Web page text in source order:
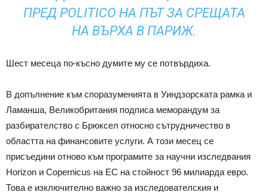
ПРЕД POLITICO НА ПЪТ ЗА СРЕЩАТА
НА ВЪРХА В ПАРИЖ.
Шест месеца по-късно думите му се потвърдиха.
В допълнение към споразуменията в Уиндзорската рамка и
Ламанша, Великобритания подписа меморандум за
разбирателство с Брюксел относно сътрудничество в
областта на финансовите услуги. А този месец се
присъедини отново към програмите за научни изследвания
Horizon и Copernicus на ЕС на стойност 96 милиарда евро.
Това е изключително важно за изследователския и